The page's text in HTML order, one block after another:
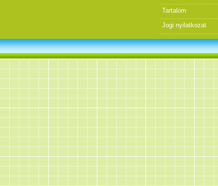
Tartalom
Jogi nyilatkozat